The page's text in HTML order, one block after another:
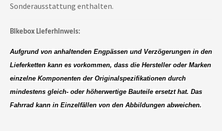
Sonderausstattung enthalten.
Bikebox Lieferhinweis:
Aufgrund von anhaltenden Engpässen und Verzögerungen in den
Lieferketten kann es vorkommen, dass die Hersteller oder Marken
einzelne Komponenten der Originalspezifikationen durch
mindestens gleich- oder höherwertige Bauteile ersetzt hat. Das
Fahrrad kann in Einzelfällen von den Abbildungen abweichen.